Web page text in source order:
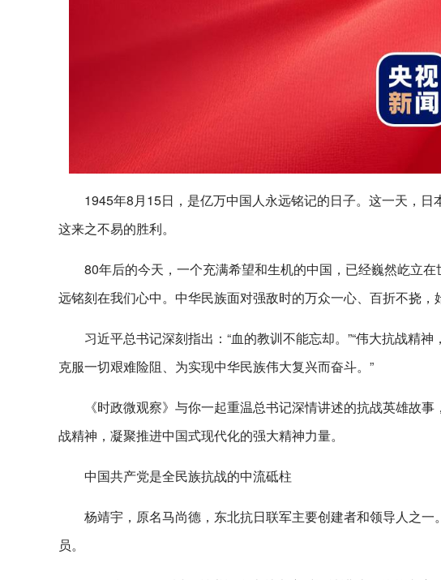
1945年8月15日，是亿万中国人永远铭记的日子。这一天，
这来之不易的胜利。
80年后的今天，一个充满希望和生机的中国，已经巍然屹立
远铭刻在我们心中。中华民族面对强敌时的万众一心、百折不挠，
习近平总书记深刻指出：“血的教训不能忘却。”“伟大抗战精
克服一切艰难险阻、为实现中华民族伟大复兴而奋斗。”
《时政微观察》与你一起重温总书记深情讲述的抗战英雄故
战精神，凝聚推进中国式现代化的强大精神力量。
中国共产党是全民族抗战的中流砥柱
杨靖宇，原名马尚德，东北抗日联军主要创建者和领导人之
员。